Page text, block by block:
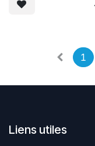
1
Liens utiles